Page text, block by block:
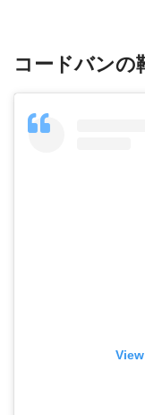
コードバンの